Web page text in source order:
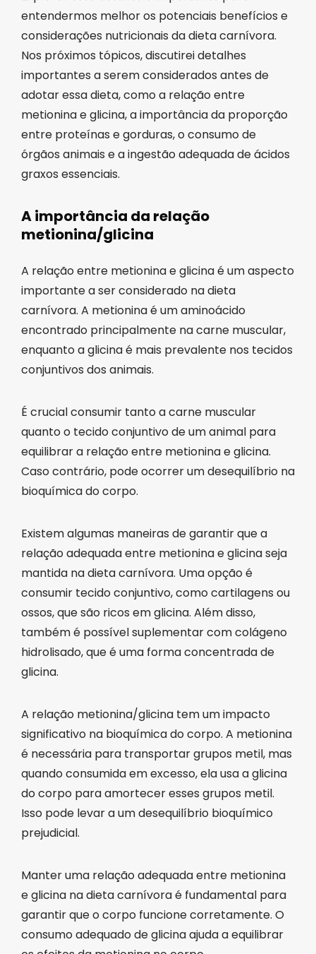
entendermos melhor os potenciais benefícios e
considerações nutricionais da dieta carnívora.
Nos próximos tópicos, discutirei detalhes
importantes a serem considerados antes de
adotar essa dieta, como a relação entre
metionina e glicina, a importância da proporção
entre proteínas e gorduras, o consumo de
órgãos animais e a ingestão adequada de ácidos
graxos essenciais.
A importância da relação
metionina/glicina
A relação entre metionina e glicina é um aspecto
importante a ser considerado na dieta
carnívora. A metionina é um aminoácido
encontrado principalmente na carne muscular,
enquanto a glicina é mais prevalente nos tecidos
conjuntivos dos animais.
É crucial consumir tanto a carne muscular
quanto o tecido conjuntivo de um animal para
equilibrar a relação entre metionina e glicina.
Caso contrário, pode ocorrer um desequilíbrio na
bioquímica do corpo.
Existem algumas maneiras de garantir que a
relação adequada entre metionina e glicina seja
mantida na dieta carnívora. Uma opção é
consumir tecido conjuntivo, como cartilagens ou
ossos, que são ricos em glicina. Além disso,
também é possível suplementar com colágeno
hidrolisado, que é uma forma concentrada de
glicina.
A relação metionina/glicina tem um impacto
significativo na bioquímica do corpo. A metionina
é necessária para transportar grupos metil, mas
quando consumida em excesso, ela usa a glicina
do corpo para amortecer esses grupos metil.
Isso pode levar a um desequilíbrio bioquímico
prejudicial.
Manter uma relação adequada entre metionina
e glicina na dieta carnívora é fundamental para
garantir que o corpo funcione corretamente. O
consumo adequado de glicina ajuda a equilibrar